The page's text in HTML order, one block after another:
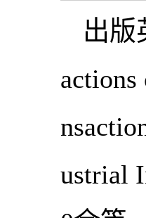
出版
actions
ustrial